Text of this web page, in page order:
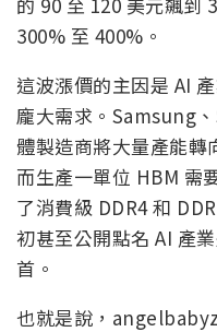
300% 至 400%。
這波漲價的主因是 AI
龐大需求。Samsung
體製造商將大量產能轉
而生產一單位 HBM 需
了消費級 DDR4 和
初甚至公開點名 AI 產
首。
也就是說，